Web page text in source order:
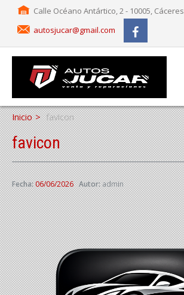
Calle Océano Antártico, 2 - 10005, Cáceres
autosjucar@gmail.com
Inicio favicon
favicon
Fecha:06/06/2026 Autor:admin